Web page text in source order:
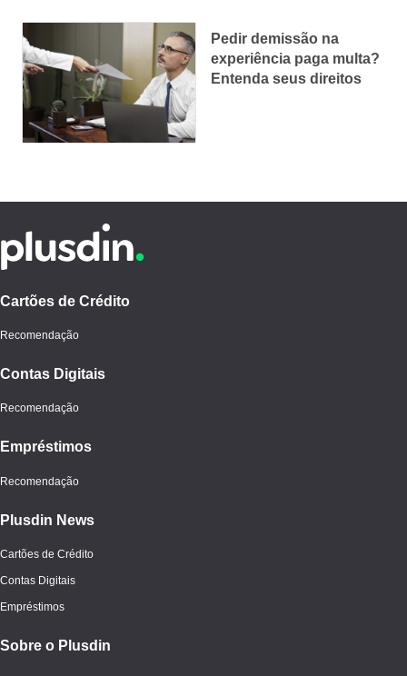
Pedir demissão na
experiência paga multa?
Entenda seus direitos
Cartões de Crédito
Recomendação
Contas Digitais
Recomendação
Empréstimos
Recomendação
Plusdin News
Cartões de Crédito
Contas Digitais
Empréstimos
Sobre o Plusdin